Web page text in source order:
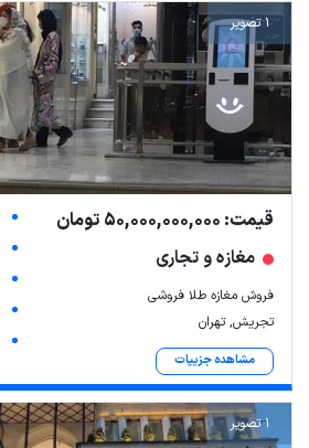
1 تصویر
قیمت: 50,000,000,000 تومان
مغازه و تجاری
فروش مغازه طلا فروشی
تجریش, تهران
مشاهده جزییات
1 تصویر